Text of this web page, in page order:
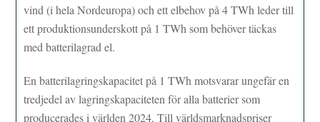
vind (i hela Nordeuropa) och ett elbehov på 4 TWh leder till
ett produktionsunderskott på 1 TWh som behöver täckas
med batterilagrad el.
En batterilagringskapacitet på 1 TWh motsvarar ungefär en
tredjedel av lagringskapaciteten för alla batterier som
producerades i världen 2024. Till världsmarknadspriser